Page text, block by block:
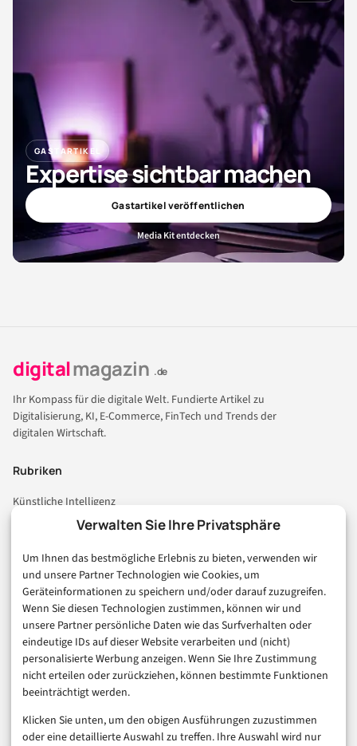
Verwalten Sie Ihre Privatsphäre
Um Ihnen das bestmögliche Erlebnis zu bieten, verwenden wir
und unsere Partner Technologien wie Cookies, um
Geräteinformationen zu speichern und/oder darauf zuzugreifen.
Wenn Sie diesen Technologien zustimmen, können wir und
unsere Partner persönliche Daten wie das Surfverhalten oder
eindeutige IDs auf dieser Website verarbeiten und (nicht)
personalisierte Werbung anzeigen. Wenn Sie Ihre Zustimmung
nicht erteilen oder zurückziehen, können bestimmte Funktionen
beeinträchtigt werden.
Klicken Sie unten, um den obigen Ausführungen zuzustimmen
oder eine detaillierte Auswahl zu treffen. Ihre Auswahl wird nur
GASTARTIKEL
Expertise sichtbar machen
Gastartikel veröffentlichen
Media Kit entdecken
digitalmagazin .de
Ihr Kompass für die digitale Welt. Fundierte Artikel zu
Digitalisierung, KI, E-Commerce, FinTech und Trends der
digitalen Wirtschaft.
Rubriken
Künstliche Intelligenz
Technologie & IT
Consumer & Digital Life
Marketing
Finanzen & FinTech
Business & Karriere
Sicherheit & Recht
Digitalisierung
Marketing
Magazin